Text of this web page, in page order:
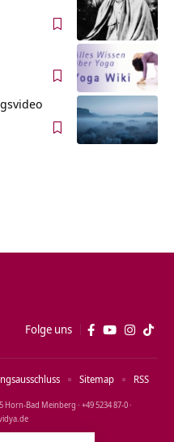
Folge uns
Meinberg · +49 5234 87‑0 ·
Sitemap RSS